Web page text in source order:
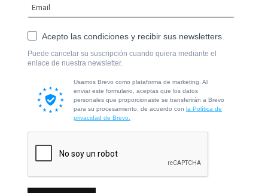
Acepto las condiciones y recibir sus newsletters.
Puede cancelar su suscripción cuando quiera mediante el
enlace de nuestra newsletter.
Usamos Brevo como plataforma de marketing. Al
enviar este formulario, aceptas que los datos
personales que proporcionaste se transferirán a Brevo
para su procesamiento, de acuerdo con la Política de
privacidad de Brevo.